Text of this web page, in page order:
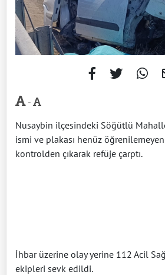
-
Nusaybin ilçesindeki Söğütlü
ismi ve plakası henüz
kontrolden çıkarak refüje çarptı.
İhbar üzerine olay yerine 112 Acil
ekipleri sevk edildi.